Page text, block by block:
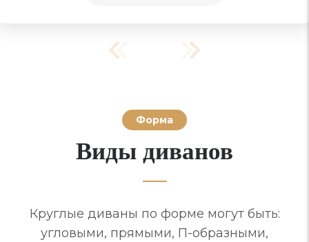
Форма
Виды диванов
Круглые диваны по форме могут быть:
угловыми, прямыми, П-образными,